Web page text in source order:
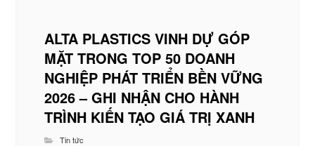
ALTA PLASTICS VINH DỰ GÓP
MẶT TRONG TOP 50 DOANH
NGHIỆP PHÁT TRIỂN BỀN VỮNG
2026 – GHI NHẬN CHO HÀNH
TRÌNH KIẾN TẠO GIÁ TRỊ XANH
Tin tức